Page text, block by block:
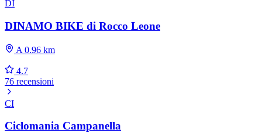
DI
DINAMO BIKE di Rocco Leone
A 0.96 km
4.7
76 recensioni
CI
Ciclomania Campanella